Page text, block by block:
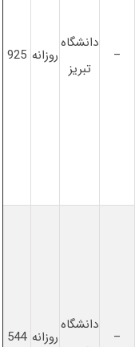
–
دانشگاه
تبریز
روزانه 925
–
دانشگاه
روزانه 544